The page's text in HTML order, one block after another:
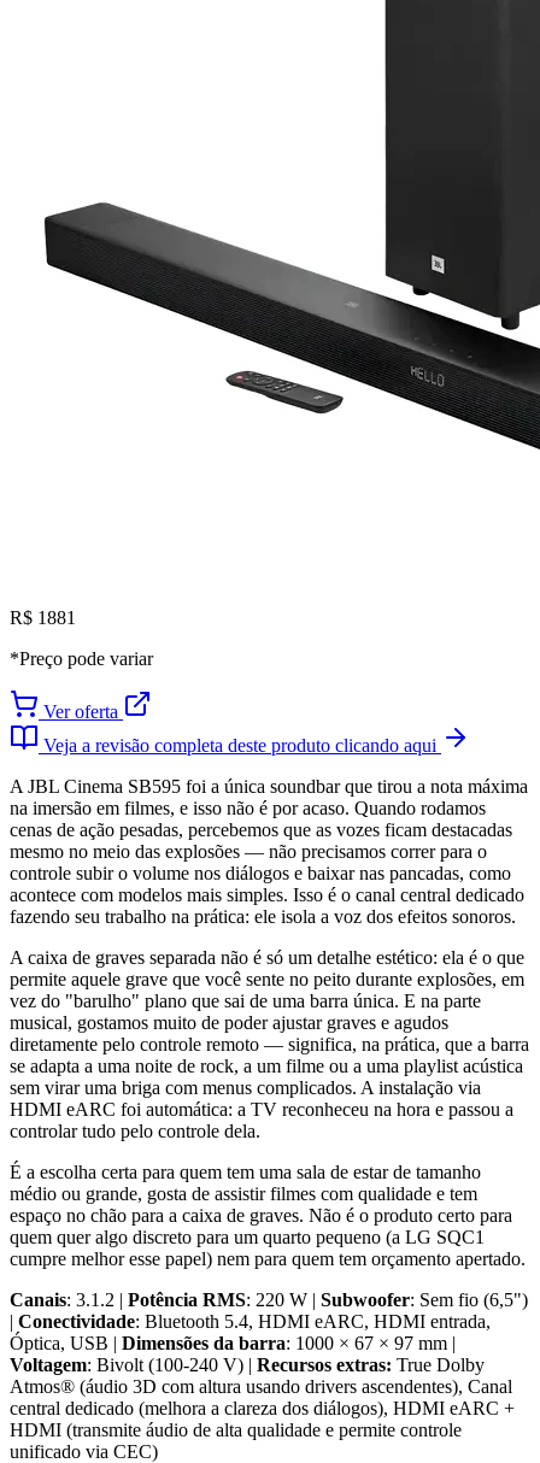
R$ 1881
*Preço pode variar
Ver oferta
Veja a revisão completa deste produto clicando aqui
A JBL Cinema SB595 foi a única soundbar que tirou a nota máxima
na imersão em filmes, e isso não é por acaso. Quando rodamos
cenas de ação pesadas, percebemos que as vozes ficam destacadas
mesmo no meio das explosões — não precisamos correr para o
controle subir o volume nos diálogos e baixar nas pancadas, como
acontece com modelos mais simples. Isso é o canal central dedicado
fazendo seu trabalho na prática: ele isola a voz dos efeitos sonoros.
A caixa de graves separada não é só um detalhe estético: ela é o que
permite aquele grave que você sente no peito durante explosões, em
vez do "barulho" plano que sai de uma barra única. E na parte
musical, gostamos muito de poder ajustar graves e agudos
diretamente pelo controle remoto — significa, na prática, que a barra
se adapta a uma noite de rock, a um filme ou a uma playlist acústica
sem virar uma briga com menus complicados. A instalação via
HDMI eARC foi automática: a TV reconheceu na hora e passou a
controlar tudo pelo controle dela.
É a escolha certa para quem tem uma sala de estar de tamanho
médio ou grande, gosta de assistir filmes com qualidade e tem
espaço no chão para a caixa de graves. Não é o produto certo para
quem quer algo discreto para um quarto pequeno (a LG SQC1
cumpre melhor esse papel) nem para quem tem orçamento apertado.
Canais: 3.1.2 | Potência RMS: 220 W | Subwoofer: Sem fio (6,5")
| Conectividade: Bluetooth 5.4, HDMI eARC, HDMI entrada,
Óptica, USB | Dimensões da barra: 1000 × 67 × 97 mm |
Voltagem: Bivolt (100-240 V) | Recursos extras: True Dolby
Atmos® (áudio 3D com altura usando drivers ascendentes), Canal
central dedicado (melhora a clareza dos diálogos), HDMI eARC +
HDMI (transmite áudio de alta qualidade e permite controle
unificado via CEC)